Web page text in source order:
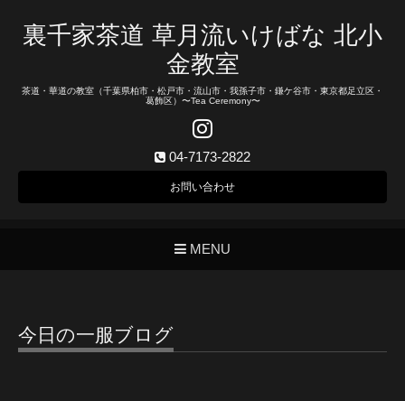
裏千家茶道 草月流いけばな 北小
金教室
茶道・華道の教室（千葉県柏市・松戸市・流山市・我孫子市・鎌ケ谷市・東京都足立区・
葛飾区）〜Tea Ceremony〜
04-7173-2822
お問い合わせ
MENU
今日の一服ブログ